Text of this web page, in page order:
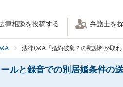
律相談を投稿する 弁護士を
法律Q&A「婚約破棄？の慰謝料が取
ルと録音での別居婚条件の